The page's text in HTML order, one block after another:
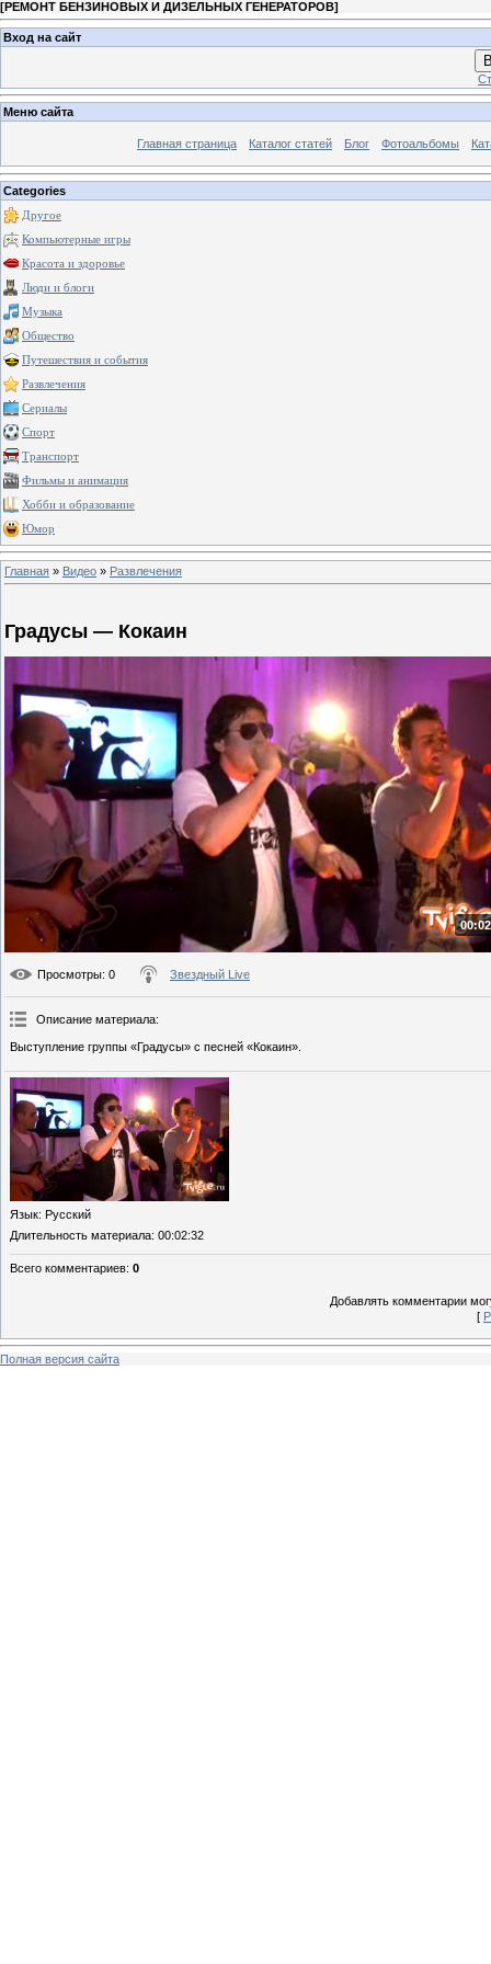
[РЕМОНТ БЕНЗИНОВЫХ И ДИЗЕЛЬНЫХ ГЕНЕРАТОРОВ]
Вход на сайт
Меню сайта
Главная страница Каталог статей Блог Фотоальбомы
Categories
Другое
Компьютерные игры
Красота и здоровье
Люди и блоги
Музыка
Общество
Путешествия и события
Развлечения
Сериалы
Спорт
Транспорт
Фильмы и анимация
Хобби и образование
Юмор
Главная » Видео » Развлечения
Градусы — Кокаин
Просмотры: 0 Звездный Live
Описание материала:
Выступление группы «Градусы» с песней «Кокаин».
Язык: Русский
Длительность материала: 00:02:32
Всего комментариев: 0
Добавлять комментарии
[
Полная версия сайта